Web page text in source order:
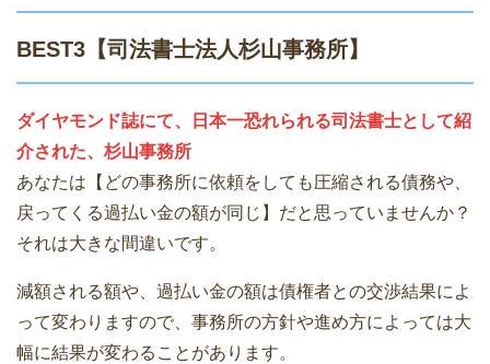
BEST3【司法書士法人杉山事務所】
ダイヤモンド誌にて、日本一恐れられる司法書士として紹
介された、杉山事務所
あなたは【どの事務所に依頼をしても圧縮される債務や、
戻ってくる過払い金の額が同じ】だと思っていませんか？
それは大きな間違いです。
減額される額や、過払い金の額は債権者との交渉結果によ
って変わりますので、事務所の方針や進め方によっては大
幅に結果が変わることがあります。